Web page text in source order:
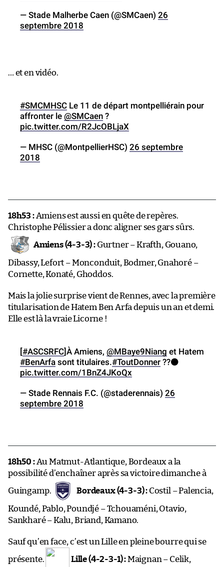
— Stade Malherbe Caen (@SMCaen) 26
septembre 2018
… et en vidéo.
#SMCMHSC Le 11 de départ montpelliérain pour
affronter le @SMCaen ?
pic.twitter.com/R2JcOBLjaX
— MHSC (@MontpellierHSC) 26 septembre
2018
18h53 :Amiens est aussi en quête de repères.
Christophe Pélissier a donc aligner ses gars sûrs.
Amiens (4-3-3) :Gurtner – Krafth, Gouano,
Dibassy, Lefort – Monconduit, Bodmer, Gnahoré –
Cornette, Konaté, Ghoddos.
Mais la jolie surprise vient de Rennes, avec la première
titularisation de Hatem Ben Arfa depuis un an et demi.
Elle est là la vraie Licorne !
[#ASCSRFC]À Amiens, @MBaye9Niang et Hatem
#BenArfa sont titulaires.#ToutDonner ??⚫
pic.twitter.com/1BnZ4JKoQx
— Stade Rennais F.C. (@staderennais) 26
septembre 2018
18h50 :Au Matmut-Atlantique, Bordeaux a la
possibilité d’enchaîner après sa victoire dimanche à
Guingamp. Bordeaux (4-3-3) :Costil – Palencia,
Koundé, Pablo, Poundjé – Tchouaméni, Otavio,
Sankharé – Kalu, Briand, Kamano.
Sauf qu’en face, c’est un Lille en pleine bourre qui se
présente. Lille (4-2-3-1) :Maignan – Celik,